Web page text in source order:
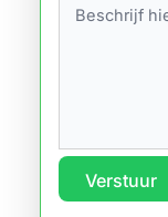
Verstuur